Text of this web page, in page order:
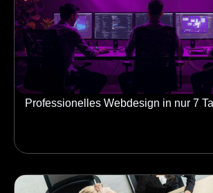
Professionelles Webdesign in nur 7